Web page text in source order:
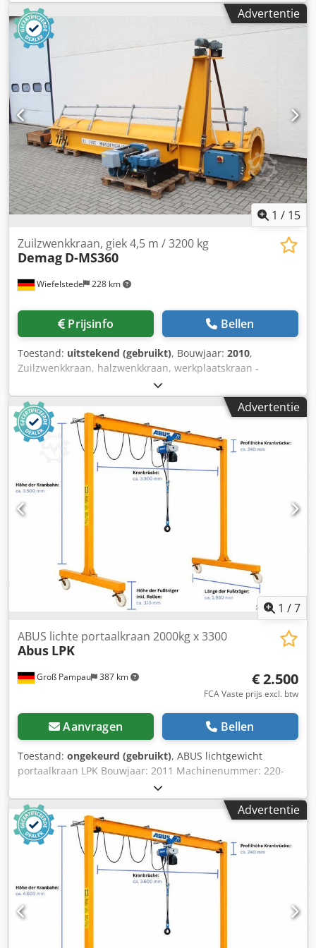
Hijsvermogen [kg]: 5000 - Hijshoogte [mm]: 5500 -
Overspanning [mm]: 11300 - Ligger: Enkel -
Kraanbediening: Vaste kabel - Gedemonteerd: Ja -
Transportafmetingen: 11500mm x 2450mm x 1000mm (l x
b x h) - Transportcolli [st.]: 1 Financiële informatie BTW: De
getoonde prijs is exclusief BTW BTW/marge: BTW
verrekenbaar voor ondernemers Levering en inruil altijd
mogelijk van alles in de industriële sectoren Csdpfozmd T
Eex Ag Sorf Lukas van Rossum
Advertentie
1 / 15
Wiefelstede 228 km
Zuilzwenkkraan, giek 4,5 m / 3200 kg
Demag D-MS360
Prijsinfo Bellen
Toestand: uitstekend (gebruikt), Bouwjaar: 2010,
Zuilzwenkkraan, halzwenkkraan, werkplaatskraan -
Fabrikant: Demag, zuilzwenkkraan, type D-MS360,
draagvermogen 3200 kg -Basisplaat: Ø 810 mm -
Draagvermogen: 3200 kg -Kettingtakel: Demag, type 2M
EKDR 3, bouwjaar 2010 -2x hefsnelheid: 6,0/1,0 m/min -
Rijmotor: ja -Zwenkmotor: ja -Uitsteeklengte: 4480 mm -
Totale hoogte: 5060 mm -Haakhoogte: 5040 mm -
Zwenkbereik: 360° Codpfx Aezpaq Esg Ssrf -
Transportafmetingen: 1200/5500/H2260 mm -Eigen
gewicht: 1850 kg
Advertentie
1 /7
Groß Pampau 387 km
ABUS lichte portaalkraan 2000kg x 3300
Abus LPK
€ 2.500
FCA Vaste prijs excl. btw
Aanvragen Bellen
Toestand: ongekeurd (gebruikt), ABUS lichtgewicht
portaalkraan LPK Bouwjaar: 2011 Machinenummer: 220-
090587 Staat: Niet gecontroleerd Leveringsvoorwaarden:
Vrij geladen voor transport met vrachtwagen Locatie:
21493 Elmenhorst-Lanken Beschikbaarheid: Direct – in
overleg Netto prijs: € 2500 Betalingsvoorwaarden: Vooraf
betalen – per overschrijving Intern nummer: 174-5
Technische gegevens: Kraanbrug / dwarsligger: ca. 3.300
mm Hoogte kraanbrug: ca. 240 mm Lengte van de
langsdragers: ca. 3.500 mm Lengte van de
loop-/voetdragers: ca. 1.980 mm Hoogte van de
loop-/voetdragers incl. rollen: ca. 370 mm Hefinrichting:
ABUS elektrische kettingtakel Type: GM 6 2000.5-2
Advertentie